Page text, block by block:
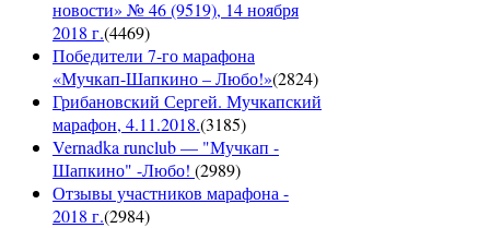
новости» № 46 (9519), 14 ноября
2018 г.(4469)
Победители 7-го марафона
«Мучкап-Шапкино – Любо!»(2824)
Грибановский Сергей. Мучкапский
марафон, 4.11.2018.(3185)
Vernadka runclub — "Мучкап -
Шапкино" -Любо! (2989)
Отзывы участников марафона -
2018 г.(2984)